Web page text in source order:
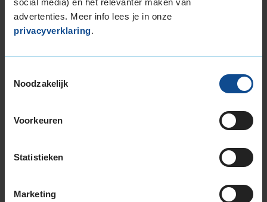
social media) en het relevanter maken van
advertenties. Meer info lees je in onze
privacyverklaring.
Noodzakelijk
Voorkeuren
Statistieken
Marketing
255/40R19 100Y EXTRALOAD
255/40R19 100Y EXTRALOAD RUNFLAT
255/50R19 107W EXTRALOAD
265/45R19 105Y EXTRALOAD
285/40R19 107Y EXTRALOAD